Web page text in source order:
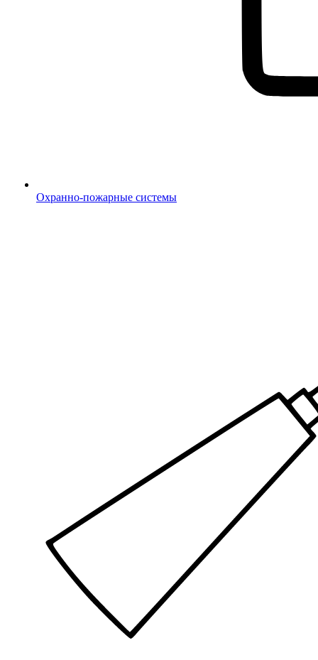
Охранно-пожарные системы